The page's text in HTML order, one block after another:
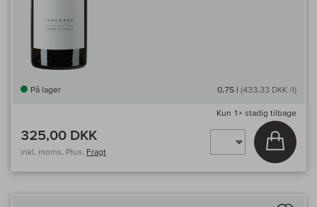
På lager 0,75 l (433,33 DKK /l)
Kun 1× stadig tilbage
325,00 DKK
inkl. moms, Plus. Fragt
Læg i